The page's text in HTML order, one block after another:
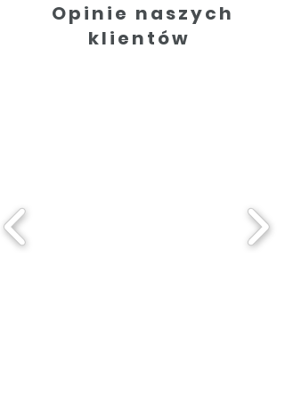
Opinie naszych
klientów